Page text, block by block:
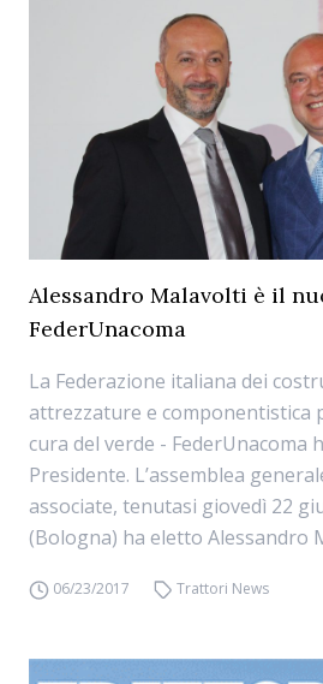
Alessandro Malavolti è il
FederUnacoma
La Federazione italiana dei
attrezzature e componentistica
cura del verde ­- FederUnacoma
Presidente. L’assemblea
associate, tenutasi giovedì 22
(Bologna) ha eletto Alessandro
06/23/2017 Trattori News